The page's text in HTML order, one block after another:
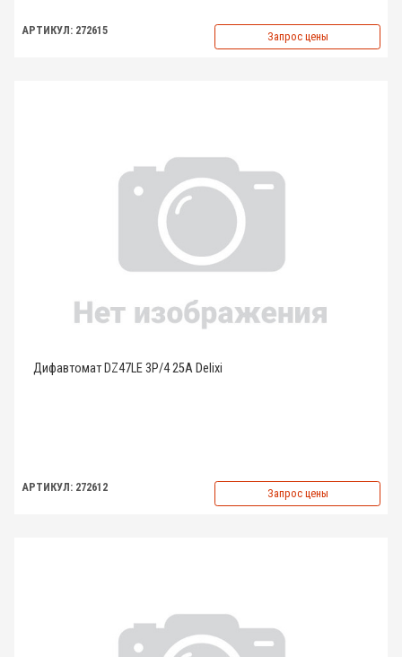
АРТИКУЛ: 272615 Запрос цены
Дифавтомат DZ47LE 3P/4 25A Delixi
АРТИКУЛ: 272612 Запрос цены